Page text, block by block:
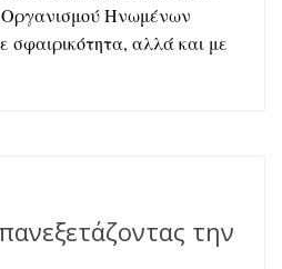
Οργανισμού Ηνωμένων
σφαιρικότητα, αλλά και με
την